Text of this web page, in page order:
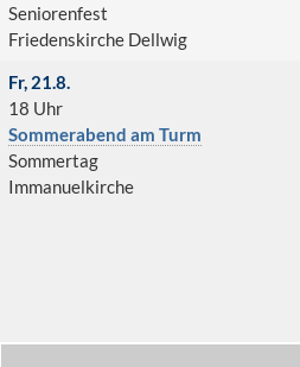
Seniorenfest
Friedenskirche Dellwig
Fr, 21.8.
18 Uhr
Sommerabend am Turm
Sommertag
Immanuelkirche